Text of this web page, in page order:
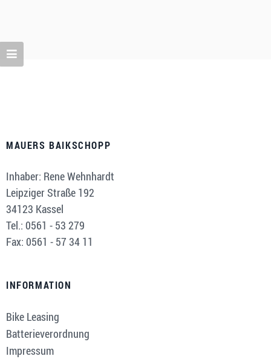
MAUERS BAIKSCHOPP
Inhaber: Rene Wehnhardt
Leipziger Straße 192
34123 Kassel
Tel.: 0561 - 53 279
Fax: 0561 - 57 34 11
INFORMATION
Bike Leasing
Batterieverordnung
Impressum